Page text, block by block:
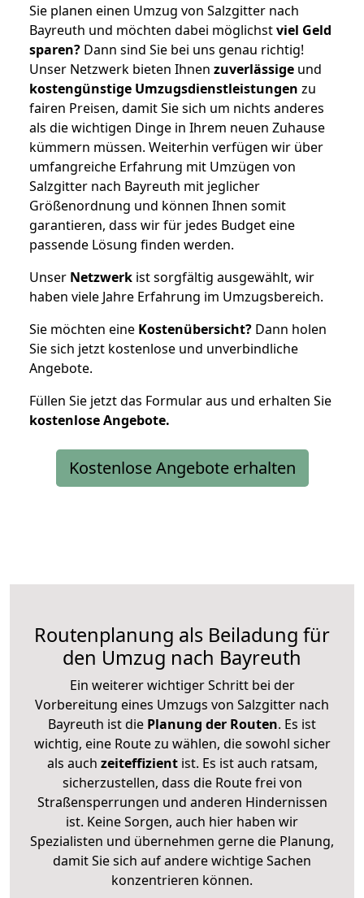
Sie planen einen Umzug von Salzgitter nach
Bayreuth und möchten dabei möglichstviel Geld
sparen? Dann sind Sie bei uns genau richtig!
Unser Netzwerk bieten Ihnen zuverlässige und
kostengünstige Umzugsdienstleistungen zu
fairen Preisen, damit Sie sich um nichts anderes
als die wichtigen Dinge in Ihrem neuen Zuhause
kümmern müssen. Weiterhin verfügen wir über
umfangreiche Erfahrung mit Umzügen von
Salzgitter nach Bayreuth mit jeglicher
Größenordnung und können Ihnen somit
garantieren, dass wir für jedes Budget eine
passende Lösung finden werden.
Unser Netzwerk ist sorgfältig ausgewählt, wir
haben viele Jahre Erfahrung im Umzugsbereich.
Sie möchten eine Kostenübersicht? Dann holen
Sie sich jetzt kostenlose und unverbindliche
Angebote.
Füllen Sie jetzt das Formular aus und erhalten Sie
kostenloseAngebote.
Kostenlose Angebote erhalten
Routenplanung als Beiladung für
den Umzug nach Bayreuth
Ein weiterer wichtiger Schritt bei der
Vorbereitung eines Umzugs von Salzgitter nach
Bayreuth ist die Planung der Routen. Es ist
wichtig, eine Route zu wählen, die sowohl sicher
als auch zeiteffizientist. Es ist auch ratsam,
sicherzustellen, dass die Route frei von
Straßensperrungen und anderen Hindernissen
ist. Keine Sorgen, auch hier haben wir
Spezialisten und übernehmen gerne die Planung,
damit Sie sich auf andere wichtige Sachen
konzentrieren können.